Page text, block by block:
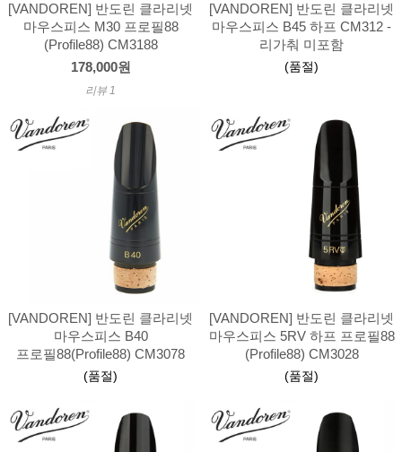
[VANDOREN] 반도린 클라리넷
마우스피스 M30 프로필88
(Profile88) CM3188
178,000원
리뷰 1
[VANDOREN] 반도린 클라리넷
마우스피스 B45 하프 CM312 -
리가춰 미포함
(품절)
[VANDOREN] 반도린 클라리넷
마우스피스 B40
프로필88(Profile88) CM3078
(품절)
[VANDOREN] 반도린 클라리넷
마우스피스 5RV 하프 프로필88
(Profile88) CM3028
(품절)